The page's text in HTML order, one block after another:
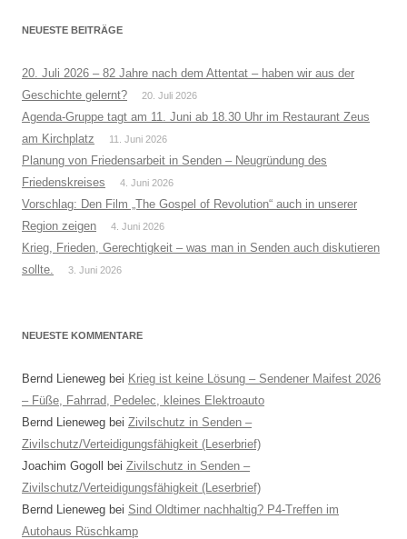
NEUESTE BEITRÄGE
20. Juli 2026 – 82 Jahre nach dem Attentat – haben wir aus der
Geschichte gelernt?
20. Juli 2026
Agenda-Gruppe tagt am 11. Juni ab 18.30 Uhr im Restaurant Zeus
am Kirchplatz
11. Juni 2026
Planung von Friedensarbeit in Senden – Neugründung des
Friedenskreises
4. Juni 2026
Vorschlag: Den Film „The Gospel of Revolution“ auch in unserer
Region zeigen
4. Juni 2026
Krieg, Frieden, Gerechtigkeit – was man in Senden auch diskutieren
sollte.
3. Juni 2026
NEUESTE KOMMENTARE
Bernd Lieneweg bei Krieg ist keine Lösung – Sendener Maifest 2026
– Füße, Fahrrad, Pedelec, kleines Elektroauto
Bernd Lieneweg bei Zivilschutz in Senden –
Zivilschutz/Verteidigungsfähigkeit (Leserbrief)
Joachim Gogoll
bei Zivilschutz in Senden –
Zivilschutz/Verteidigungsfähigkeit (Leserbrief)
Bernd Lieneweg bei Sind Oldtimer nachhaltig? P4-Treffen im
Autohaus Rüschkamp